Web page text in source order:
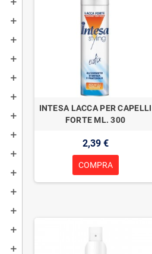
INTESA LACCA PER CAPELLI
FORTE ML. 300
2,39 €
COMPRA